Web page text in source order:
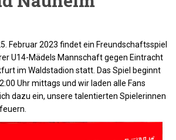
Februar 2023 findet ein Freundschaftsspiel
U14-Mädels Mannschaft gegen Eintracht
im Waldstadion statt. Das Spiel beginnt
Uhr mittags und wir laden alle Fans
dazu ein, unsere talentierten Spielerinnen